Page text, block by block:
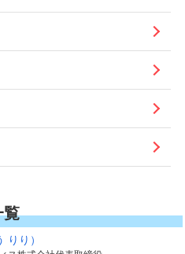
討するときには、契約時点
が独立するまで、また配偶
間にわたって保障が続くよ
け取る保険金の年金月額
入の金額をふまえ、公的な
だけでなく住居費や、子ど
かります。子どもの進路の
覧
りり）